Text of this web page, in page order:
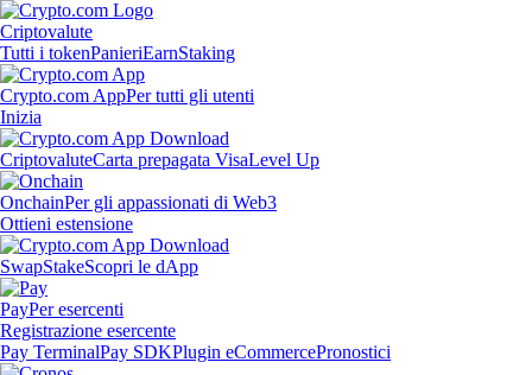
Criptovalute
Tutti i tokenPanieriEarnStaking
Crypto.com AppPer tutti gli utenti
Inizia
CriptovaluteCarta prepagata VisaLevel Up
OnchainPer gli appassionati di Web3
Ottieni estensione
SwapStakeScopri le dApp
PayPer esercenti
Registrazione esercente
Pay TerminalPay SDKPlugin eCommercePronostici